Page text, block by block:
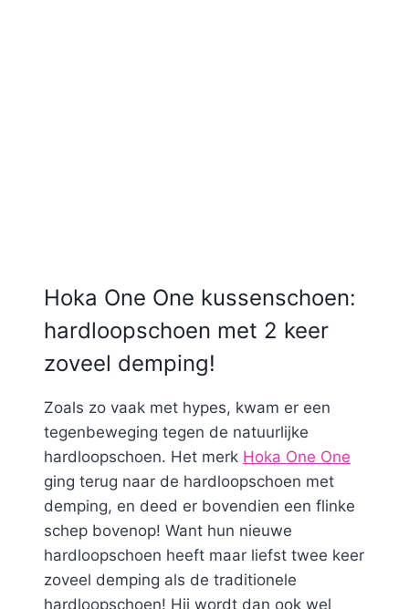
Hoka One One kussenschoen:
hardloopschoen met 2 keer
zoveel demping!
Zoals zo vaak met hypes, kwam er een
tegenbeweging tegen de natuurlijke
hardloopschoen. Het merk Hoka One One
ging terug naar de hardloopschoen met
demping, en deed er bovendien een flinke
schep bovenop! Want hun nieuwe
hardloopschoen heeft maar liefst twee keer
zoveel demping als de traditionele
hardloopschoen! Hij wordt dan ook wel